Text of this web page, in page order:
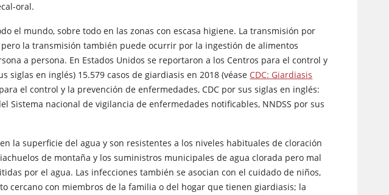
oral.
el mundo, sobre todo en las zonas con escasa higiene. La transmisión por
pero la transmisión también puede ocurrir por la ingestión de alimentos
a persona. En Estados Unidos se reportaron a los Centros para el control y
siglas en inglés) 15.579 casos de giardiasis en 2018 (véase CDC: Giardiasis
el control y la prevención de enfermedades, CDC por sus siglas en inglés:
Sistema nacional de vigilancia de enfermedades notificables, NNDSS por sus
la superficie del agua y son resistentes a los niveles habituales de cloración
de montaña y los suministros municipales de agua clorada pero mal
por el agua. Las infecciones también se asocian con el cuidado de niños,
cercano con miembros de la familia o del hogar que tienen giardiasis; la